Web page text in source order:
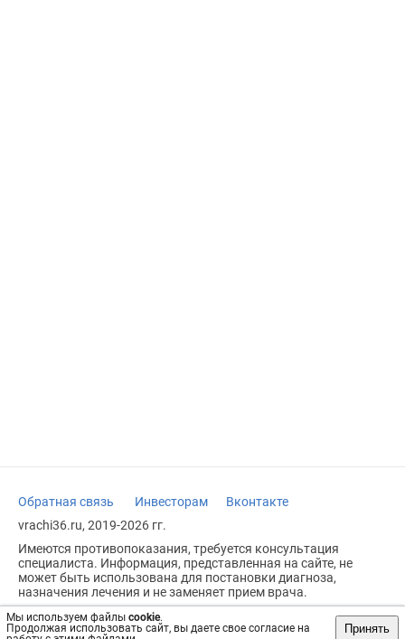
Мы используем файлы cookie.
Продолжая использовать сайт, вы даете свое согласие на
Принять
Обратная связь Инвесторам
Вконтакте
vrachi36.ru, 2019-2026 гг.
Имеются противопоказания, требуется консультация
специалиста. Информация, представленная на сайте, не
может быть использована для постановки диагноза,
назначения лечения и не заменяет прием врача.
Возрастное ограничение: 18+